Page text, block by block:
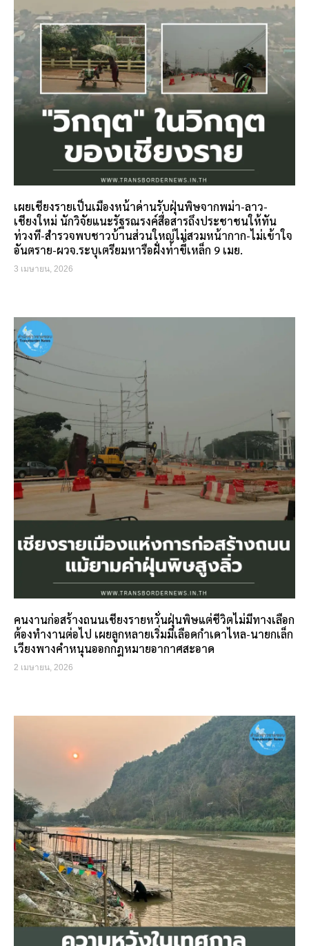
เผยเชียงรายเป็นเมืองหน้าด่านรับฝุ่นพิษจากพม่า-ลาว-
เชียงใหม่ นักวิจัยแนะรัฐรณรงค์สื่อสารถึงประชาชนให้ทัน
ท่วงที-สำรวจพบชาวบ้านส่วนใหญ่ไม่สวมหน้ากาก-ไม่เข้าใจ
อันตราย-ผวจ.ระบุเตรียมหารือฝั่งท่าขี้เหล็ก 9 เมย.
3 เมษายน, 2026
คนงานก่อสร้างถนนเชียงรายหวั่นฝุ่นพิษแต่ชีวิตไม่มีทางเลือก
ต้องทำงานต่อไป เผยลูกหลายเริ่มมีเลือดกำเดาไหล-นายกเล็ก
เวียงพางคำหนุนออกกฎหมายอากาศสะอาด
2 เมษายน, 2026